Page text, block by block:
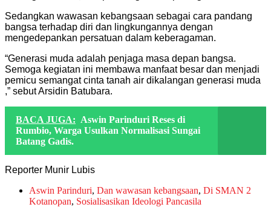
Sedangkan wawasan kebangsaan sebagai cara pandang
bangsa terhadap diri dan lingkungannya dengan
mengedepankan persatuan dalam keberagaman.
“Generasi muda adalah penjaga masa depan bangsa.
Semoga kegiatan ini membawa manfaat besar dan menjadi
pemicu semangat cinta tanah air dikalangan generasi muda
,” sebut Arsidin Batubara.
BACA JUGA: Aswin Parinduri Reses di
Rumbio, Warga Usulkan Normalisasi Sungai
Batang Gadis.
Reporter Munir Lubis
Aswin Parinduri, Dan wawasan kebangsaan, Di SMAN 2
Kotanopan, Sosialisasikan Ideologi Pancasila